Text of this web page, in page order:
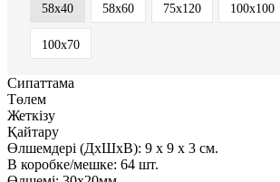
58х40 58х60 75х120 100х100
100х70
Сипаттама
Төлем
Жеткізу
Қайтару
Өлшемдері (ДxШxВ): 9 x 9 x 3 см.
В коробке/мешке: 64 шт.